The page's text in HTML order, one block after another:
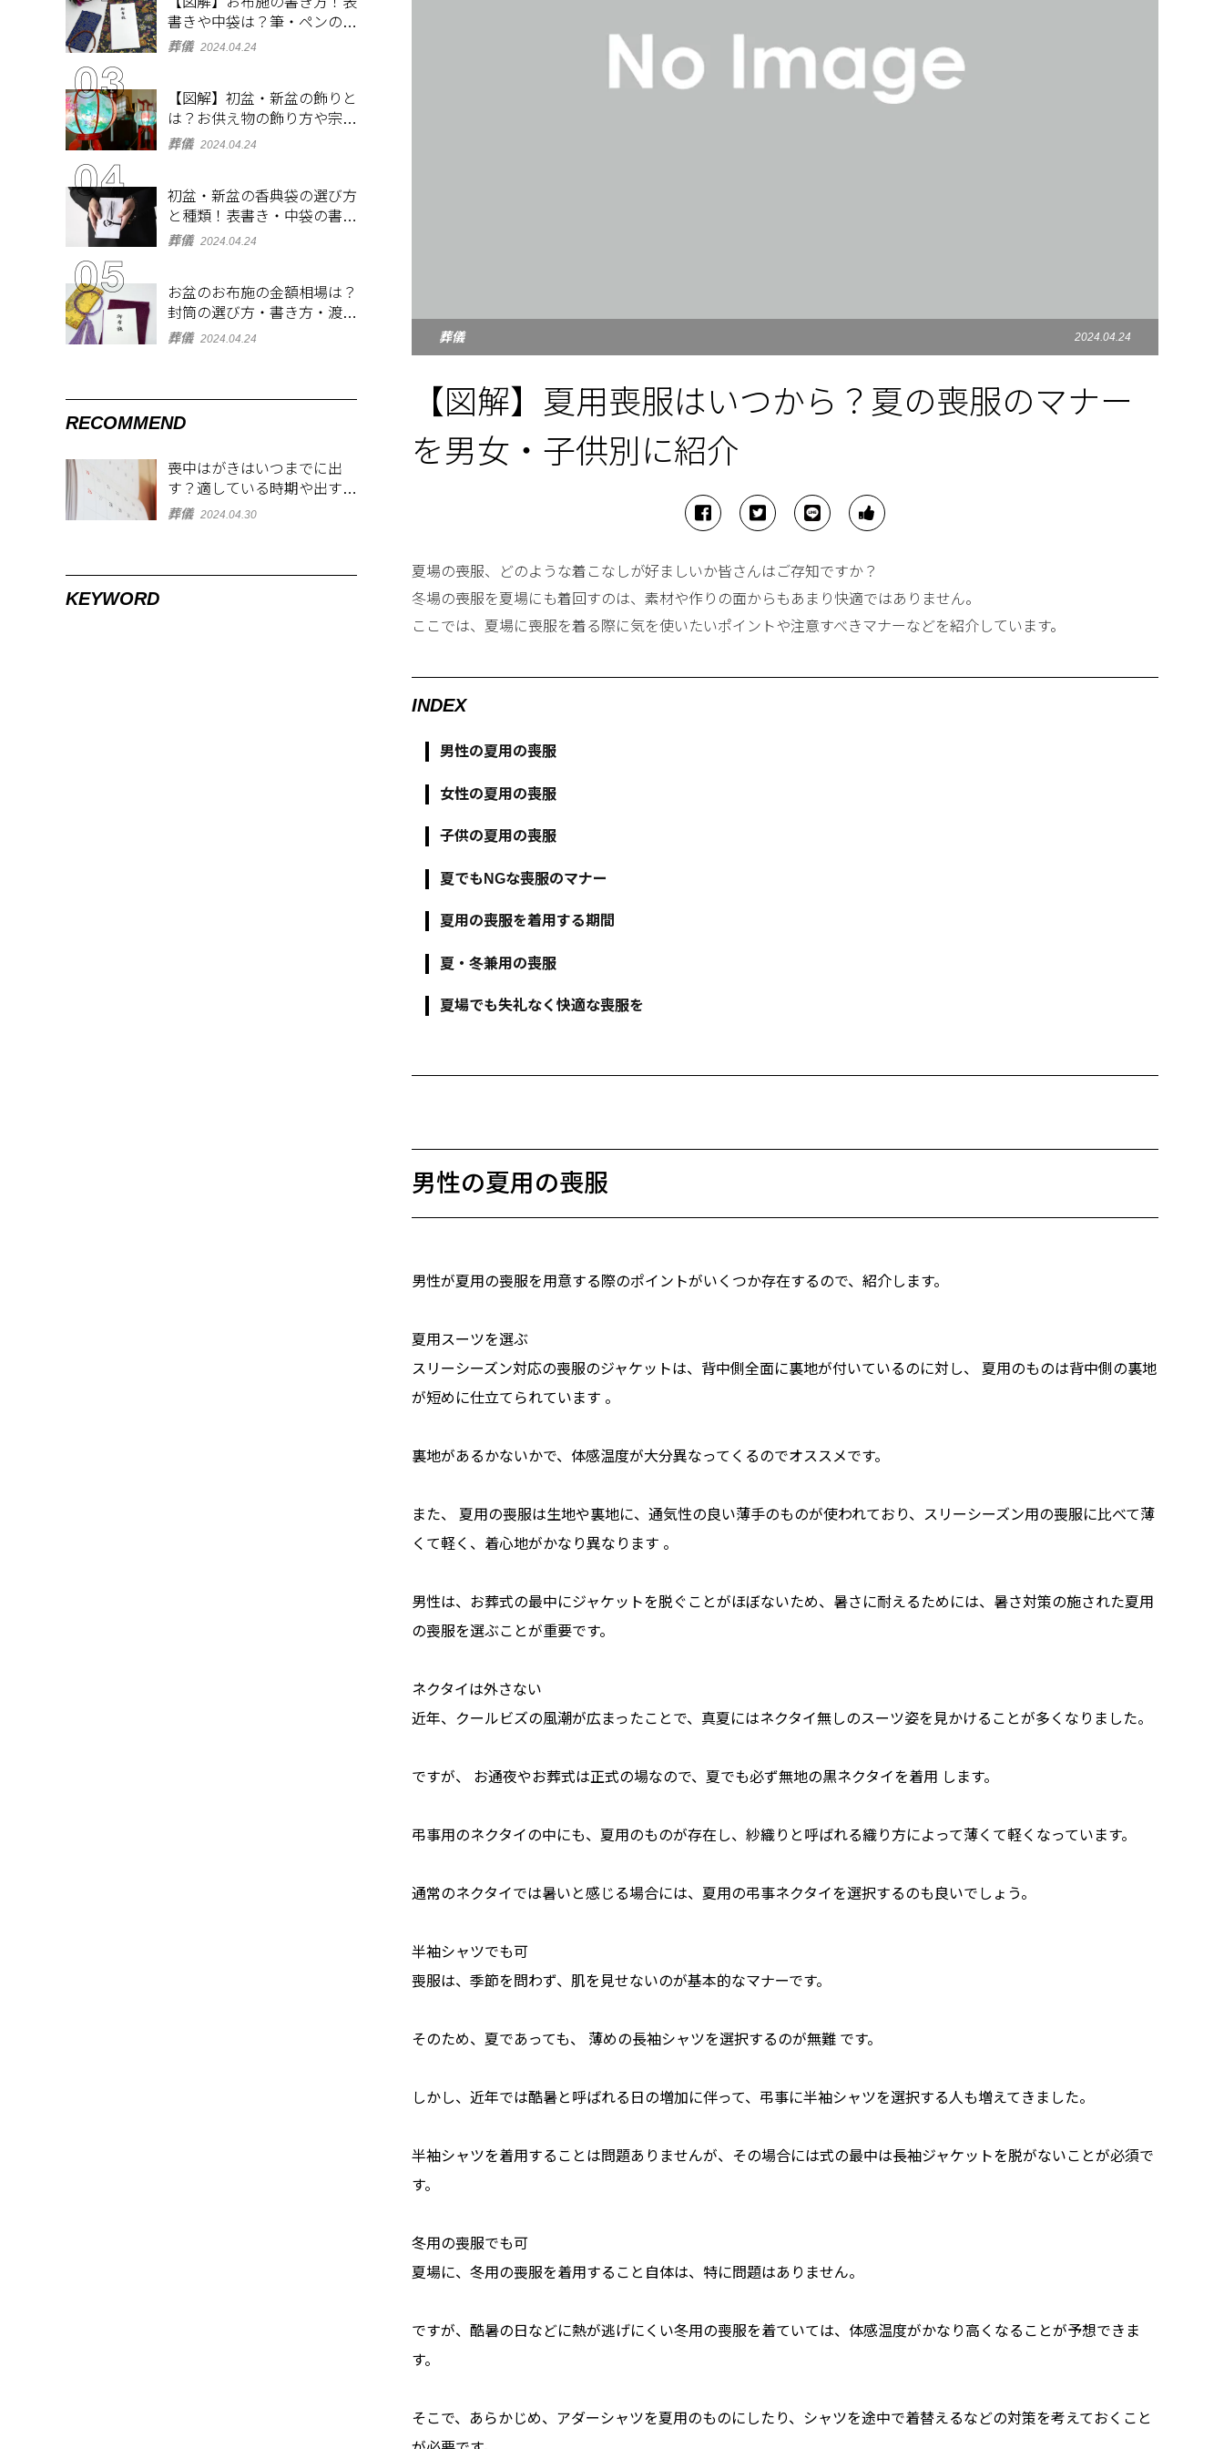
葬儀 2024.04.24
【図解】夏用喪服はいつから？夏の喪服のマナー
を男女・子供別に紹介
夏場の喪服、どのような着こなしが好ましいか皆さんはご存知ですか？
冬場の喪服を夏場にも着回すのは、素材や作りの面からもあまり快適ではありません。
ここでは、夏場に喪服を着る際に気を使いたいポイントや注意すべきマナーなどを紹介しています。
INDEX
男性の夏用の喪服
女性の夏用の喪服
子供の夏用の喪服
夏でもNGな喪服のマナー
夏用の喪服を着用する期間
夏・冬兼用の喪服
夏場でも失礼なく快適な喪服を
男性の夏用の喪服
男性が夏用の喪服を用意する際のポイントがいくつか存在するので、紹介します。
夏用スーツを選ぶ
スリーシーズン対応の喪服のジャケットは、背中側全面に裏地が付いているのに対し、 夏用のものは背中側の裏地
が短めに仕立てられています 。
裏地があるかないかで、体感温度が大分異なってくるのでオススメです。
また、 夏用の喪服は生地や裏地に、通気性の良い薄手のものが使われており、スリーシーズン用の喪服に比べて薄
くて軽く、着心地がかなり異なります 。
男性は、お葬式の最中にジャケットを脱ぐことがほぼないため、暑さに耐えるためには、暑さ対策の施された夏用
の喪服を選ぶことが重要です。
ネクタイは外さない
近年、クールビズの風潮が広まったことで、真夏にはネクタイ無しのスーツ姿を見かけることが多くなりました。
ですが、 お通夜やお葬式は正式の場なので、夏でも必ず無地の黒ネクタイを着用 します。
弔事用のネクタイの中にも、夏用のものが存在し、紗織りと呼ばれる織り方によって薄くて軽くなっています。
通常のネクタイでは暑いと感じる場合には、夏用の弔事ネクタイを選択するのも良いでしょう。
半袖シャツでも可
喪服は、季節を問わず、肌を見せないのが基本的なマナーです。
そのため、夏であっても、 薄めの長袖シャツを選択するのが無難 です。
しかし、近年では酷暑と呼ばれる日の増加に伴って、弔事に半袖シャツを選択する人も増えてきました。
半袖シャツを着用することは問題ありませんが、その場合には式の最中は長袖ジャケットを脱がないことが必須で
す。
冬用の喪服でも可
夏場に、冬用の喪服を着用すること自体は、特に問題はありません。
ですが、酷暑の日などに熱が逃げにくい冬用の喪服を着ていては、体感温度がかなり高くなることが予想できま
す。
そこで、あらかじめ、アダーシャツを夏用のものにしたり、シャツを途中で着替えるなどの対策を考えておくこと
書きや中袋は？筆・ペンのマ
ナーとよくあるQ&A集
葬儀 2024.04.24
【図解】初盆・新盆の飾りと
は？お供え物の飾り方や宗派
ごとの違いを解説！
葬儀 2024.04.24
初盆・新盆の香典袋の選び方
と種類！表書き・中袋の書き
方、お札の入れ方も
葬儀 2024.04.24
お盆のお布施の金額相場は？
封筒の選び方・書き方・渡し
方も解説
葬儀 2024.04.24
RECOMMEND
喪中はがきはいつまでに出
す？適している時期や出す範
囲を解説！
葬儀 2024.04.30
KEYWORD